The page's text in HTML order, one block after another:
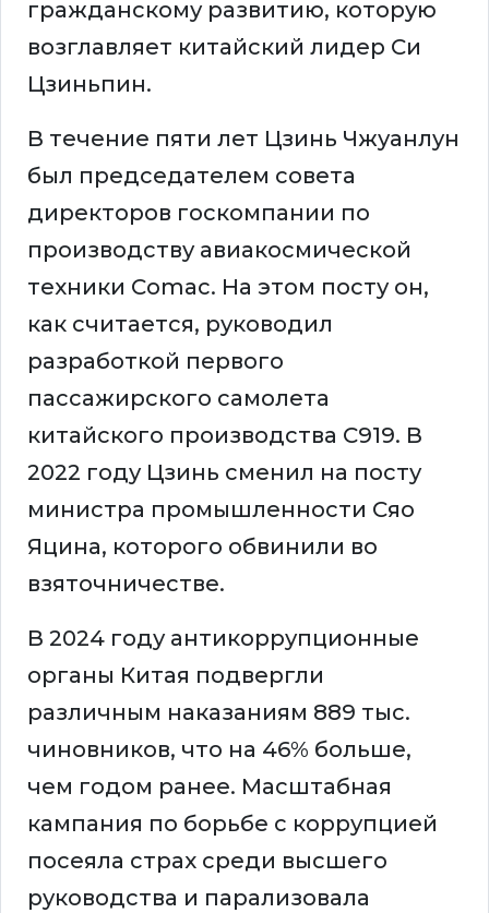
гражданскому развитию, которую
возглавляет китайский лидер Си
Цзиньпин.
В течение пяти лет Цзинь Чжуанлун
был председателем совета
директоров госкомпании по
производству авиакосмической
техники Comac. На этом посту он,
как считается, руководил
разработкой первого
пассажирского самолета
китайского производства C919. В
2022 году Цзинь сменил на посту
министра промышленности Сяо
Яцина, которого обвинили во
взяточничестве.
В 2024 году антикоррупционные
органы Китая подвергли
различным наказаниям 889 тыс.
чиновников, что на 46% больше,
чем годом ранее. Масштабная
кампания по борьбе с коррупцией
посеяла страх среди высшего
руководства и парализовала